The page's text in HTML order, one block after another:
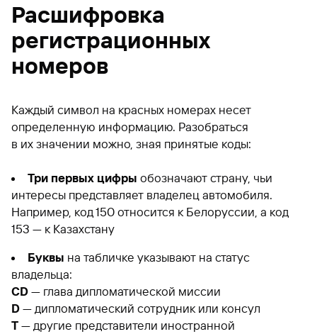
Расшифровка
регистрационных
номеров
Каждый символ на красных номерах несет
определенную информацию. Разобраться
в их значении можно, зная принятые коды:
Три первых цифры обозначают страну, чьи
интересы представляет владелец автомобиля.
Например, код 150 относится к Белоруссии, а код
153 — к Казахстану
Буквы на табличке указывают на статус
владельца:
CD — глава дипломатической миссии
D — дипломатический сотрудник или консул
T — другие представители иностранной